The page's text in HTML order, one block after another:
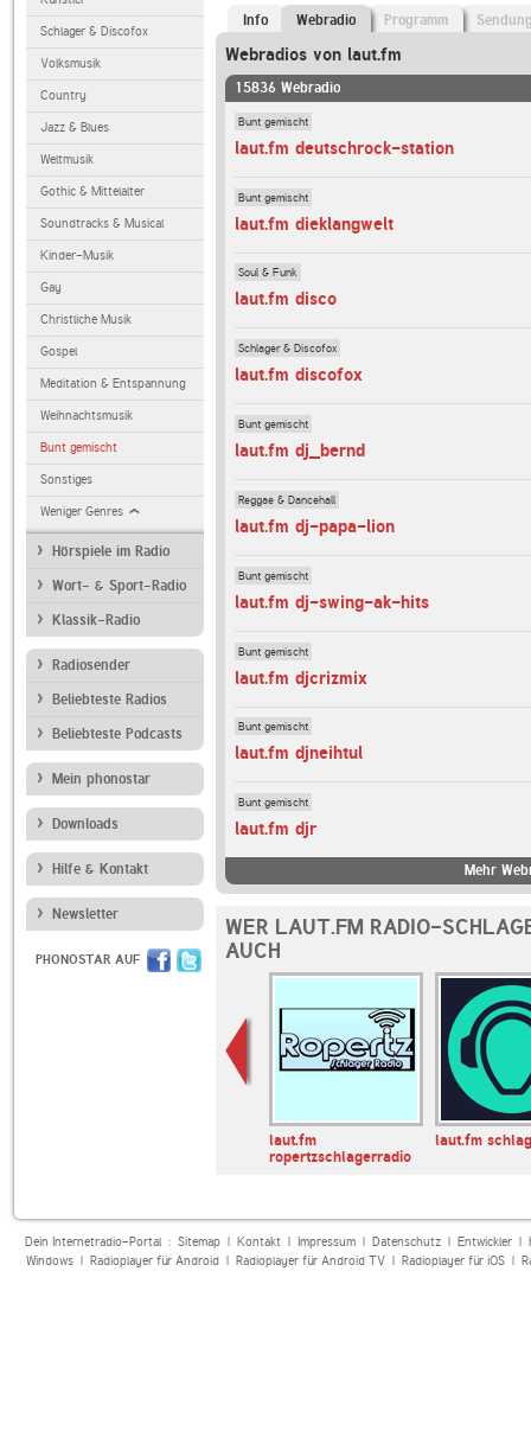
Schlager & Discofox
Volksmusik
Country
Jazz & Blues
Weltmusik
Gothic & Mittelalter
Soundtracks & Musical
Kinder-Musik
Gay
Christliche Musik
Gospel
Meditation & Entspannung
Weihnachtsmusik
Bunt gemischt
Sonstiges
Weniger Genres
Hörspiele im Radio
Wort- & Sport-Radio
Klassik-Radio
Radiosender
Beliebteste Radios
Beliebteste Podcasts
Mein phonostar
Downloads
Hilfe & Kontakt
Newsletter
PHONOSTAR AUF
Info Webradio Programm
Webradios von laut.fm
15836 Webradio
Bunt gemischt
laut.fm deutschrock-station
Bunt gemischt
laut.fm dieklangwelt
Soul & Funk
laut.fm disco
Schlager & Discofox
laut.fm discofox
Bunt gemischt
laut.fm dj_bernd
Reggae & Dancehall
laut.fm dj-papa-lion
Bunt gemischt
laut.fm dj-swing-ak-hits
Bunt gemischt
laut.fm djcrizmix
Bunt gemischt
laut.fm djneihtul
Bunt gemischt
laut.fm djr
Mehr
WER LAUT.FM RADIO-
AUCH
laut.fm
ropertzschlagerradio
laut.fm
Dein Internetradio-Portal : Sitemap| Kontakt| Impressum| Datenschutz| Entwickler|
Windows| Radioplayer für Android| Radioplayer für Android TV| Radioplayer für iOS|